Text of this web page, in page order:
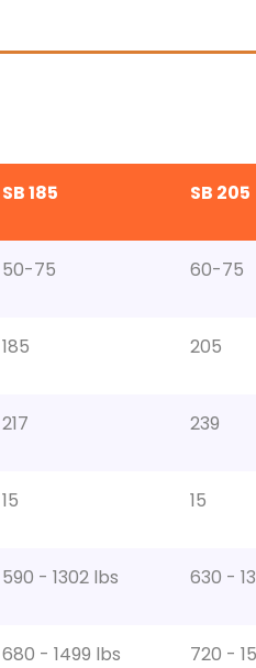
SB 185 SB 205
50-75 60-75
185 205
217 239
15 15
590 - 1302 lbs 630 -
680 - 1499 lbs 720 -